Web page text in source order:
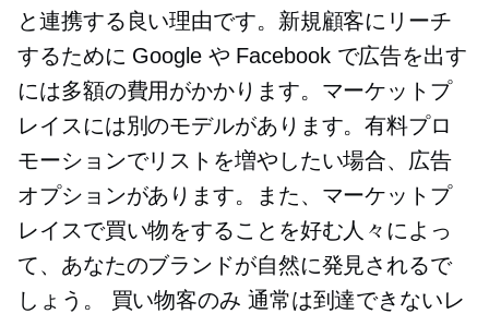
と連携する良い理由です。新規顧客にリーチ
するために Google や Facebook で広告を出す
には多額の費用がかかります。マーケットプ
レイスには別のモデルがあります。有料プロ
モーションでリストを増やしたい場合、広告
オプションがあります。また、マーケットプ
レイスで買い物をすることを好む人々によっ
て、あなたのブランドが自然に発見されるで
しょう。
買い物客のみ 通常は到達できないレ